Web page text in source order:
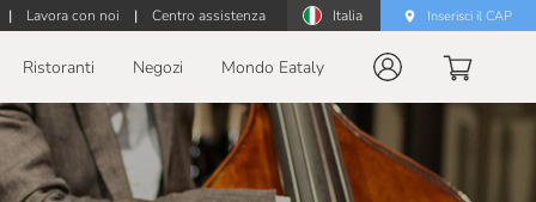
| Lavora con noi | Centro assistenza Italia Inserisci il CAP
Ristoranti Negozi Mondo Eataly